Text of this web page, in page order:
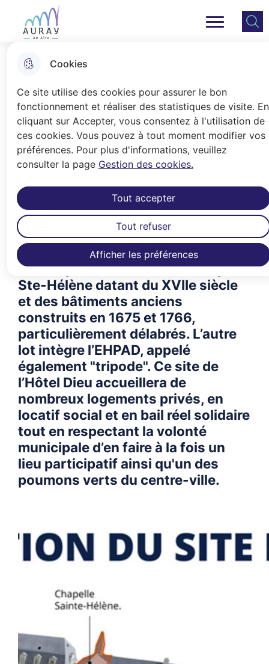
Cookies
Ce site utilise des cookies pour assurer le bon
fonctionnement et réaliser des statistiques de visite. En
cliquant sur Accepter, vous consentez à l'utilisation de
ces cookies. Vous pouvez à tout moment modifier vos
préférences. Pour plus d'informations, veuillez
consulter la page Gestion des cookies.
Afficher les préférences
Tout accepter
Tout refuser
Aller
au
menu
Consulter
le plan
Ville Auray Menu principal
l'Hôtel Dieu
Accueil
Propriété du Centre Hospitalier
Bretagne Atlantique (CHBA), situé
rue Clémenceau, le site de l’Hôtel-
Dieu, a fait l’objet d’une étude de
programmation, composée de deux
lots. Un premier lot englobe le "bâti
historique" constitué de la chapelle
Ste-Hélène datant du XVIIe siècle
et des bâtiments anciens
construits en 1675 et 1766,
particulièrement délabrés. L’autre
lot intègre l’EHPAD, appelé
également "tripode". Ce site de
l’Hôtel Dieu accueillera de
nombreux logements privés, en
locatif social et en bail réel solidaire
tout en respectant la volonté
municipale d’en faire à la fois un
lieu participatif ainsi qu'un des
poumons verts du centre-ville.